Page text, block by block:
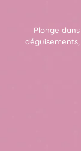
Plonge dans